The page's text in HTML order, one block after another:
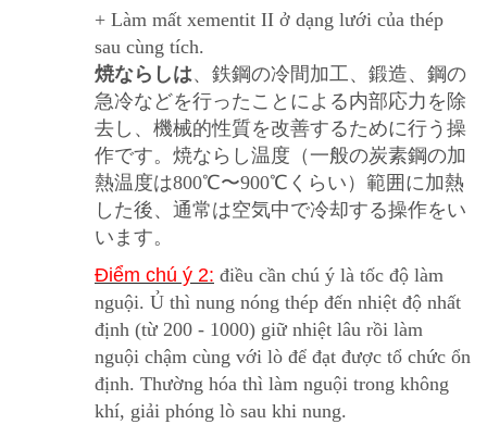
+ Làm mất xementit II ở dạng lưới của thép
sau cùng tích.
焼ならしは、鉄鋼の冷間加工、鍛造、鋼の
急冷などを行ったことによる内部応力を除
去し、機械的性質を改善するために行う操
作です。焼ならし温度（一般の炭素鋼の加
熱温度は800℃〜900℃くらい）範囲に加熱
した後、通常は空気中で冷却する操作をい
います。
Điểm chú ý 2: điều cần chú ý là tốc độ làm
nguội. Ủ thì nung nóng thép đến nhiệt độ nhất
định (từ 200 - 1000) giữ nhiệt lâu rồi làm
nguội chậm cùng với lò để đạt được tổ chức ổn
định. Thường hóa thì làm nguội trong không
khí, giải phóng lò sau khi nung.